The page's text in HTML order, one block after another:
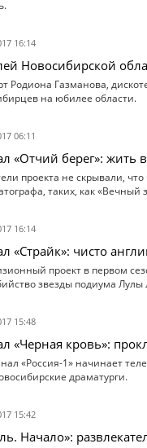
16:14
Новосибирской
Родиона Газманова,
на юбилее области.
06:11
«Отчий берег»: жить
проекта не скрывали,
таких, как «Вечный
16:14
«Страйк»: чисто
проект в первом
звезды подиума
15:48
«Черная кровь»:
«Россия-1» начинает
драматурги.
15:42
Начало»: